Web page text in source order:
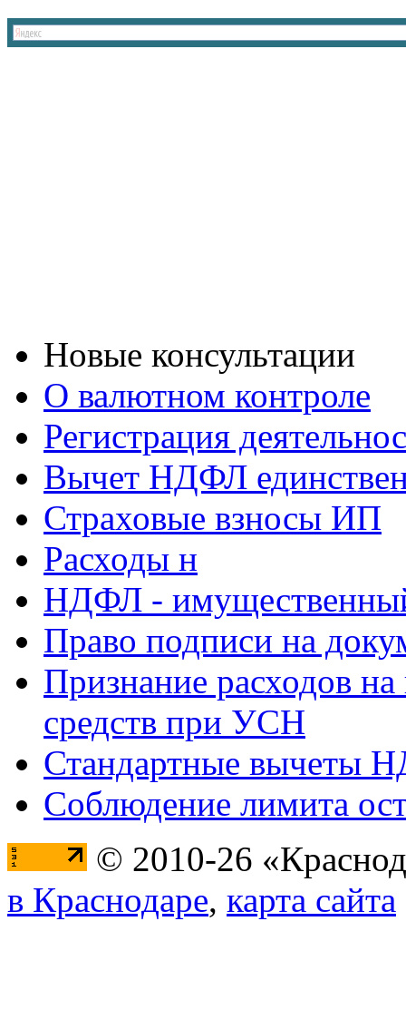
Новые консультации
О валютном контроле
Регистрация
Вычет НДФЛ
Страховые взносы ИП
Расходы н
НДФЛ -
Право подписи на
Признание расходов
средств при УСН
Стандартные вычеты
Соблюдение лимита
© 2010-26
в Краснодаре, карта сайта